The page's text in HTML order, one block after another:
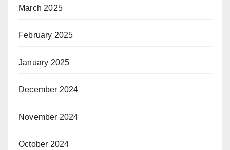
March 2025
February 2025
January 2025
December 2024
November 2024
October 2024